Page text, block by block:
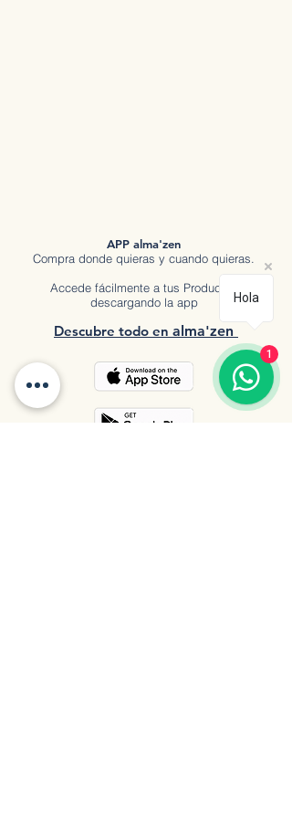
APP alma'zen
Compra donde quieras y cuando quieras.
Accede fácilmente a tus Productos
descargando la app
Descubre todo en a lma'zen
Hola
1